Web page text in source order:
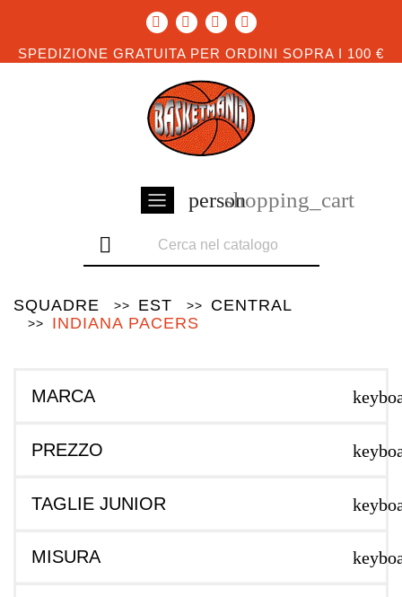
SPEDIZIONE GRATUITA PER ORDINI SOPRA I 100 €
personshopping_cart

SQUADRE EST
CENTRAL
INDIANA PACERS
MARCA
PREZZO
TAGLIE JUNIOR
MISURA